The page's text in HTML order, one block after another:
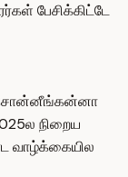
பேசிக்கிட்டே
சொன்னீங்கன்னா
நிறைய
வாழ்க்கையில